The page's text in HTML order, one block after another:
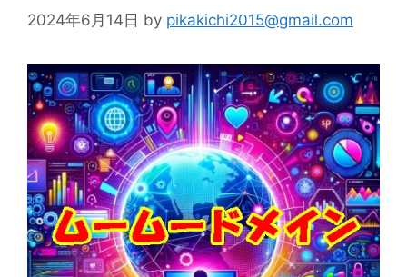
2024年6月14日 by pikakichi2015@gmail.com